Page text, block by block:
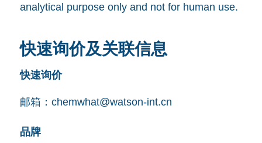
analytical purpose only and not for human use.
快速询价及关联信息
快速询价
邮箱： chemwhat@watson-int.cn
品牌